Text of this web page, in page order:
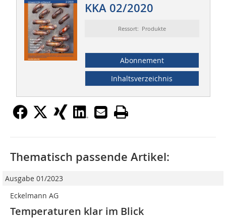
KKA 02/2020
Ressort: Produkte
Abonnement
Inhaltsverzeichnis
Thematisch passende Artikel:
Ausgabe 01/2023
Eckelmann AG
Temperaturen klar im Blick